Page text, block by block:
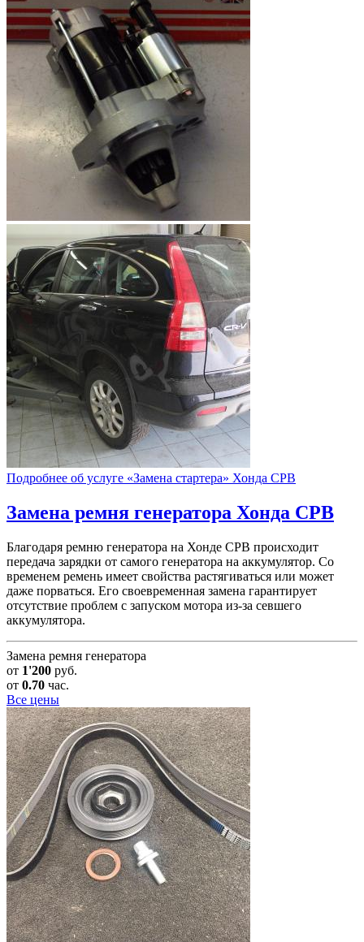
Подробнее об услуге «Замена стартера» Хонда СРВ
Замена ремня генератора Хонда СРВ
Благодаря ремню генератора на Хонде СРВ происходит
передача зарядки от самого генератора на аккумулятор. Со
временем ремень имеет свойства растягиваться или может
даже порваться. Его своевременная замена гарантирует
отсутствие проблем с запуском мотора из-за севшего
аккумулятора.
Замена ремня генератора
от 1'200 руб.
от 0.70 час.
Все цены